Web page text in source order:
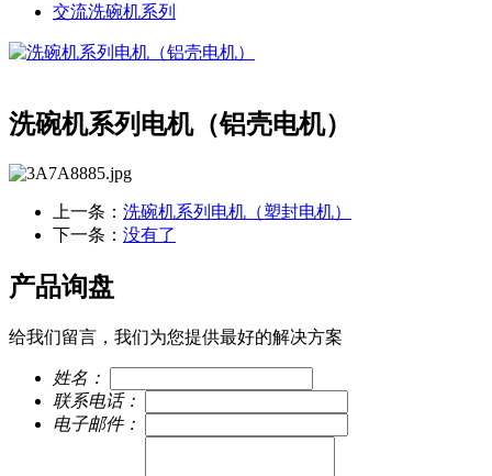
交流洗碗机系列
洗碗机系列电机（铝壳电机）
上一条： 洗碗机系列电机（塑封电机）
下一条： 没有了
产品询盘
给我们留言，我们为您提供最好的解决方案
姓名：
联系电话：
电子邮件：